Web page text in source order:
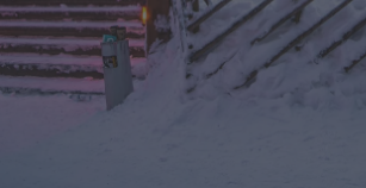
/Finnland/ Finnlands Regionen